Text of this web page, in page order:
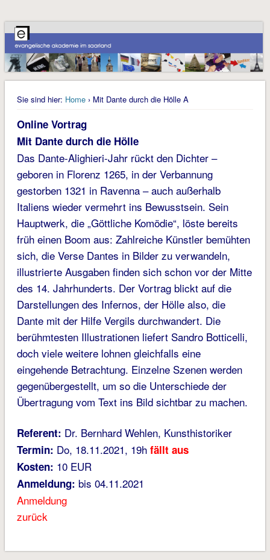
Sie sind hier: Home› Mit Dante durch die Hölle A
Online Vortrag
Mit Dante durch die Hölle
Das Dante-Alighieri-Jahr rückt den Dichter –
geboren in Florenz 1265, in der Verbannung
gestorben 1321 in Ravenna – auch außerhalb
Italiens wieder vermehrt ins Bewusstsein. Sein
Hauptwerk, die „Göttliche Komödie“, löste bereits
früh einen Boom aus: Zahlreiche Künstler bemühten
sich, die Verse Dantes in Bilder zu verwandeln,
illustrierte Ausgaben finden sich schon vor der Mitte
des 14. Jahrhunderts. Der Vortrag blickt auf die
Darstellungen des Infernos, der Hölle also, die
Dante mit der Hilfe Vergils durchwandert. Die
berühmtesten Illustrationen liefert Sandro Botticelli,
doch viele weitere lohnen gleichfalls eine
eingehende Betrachtung. Einzelne Szenen werden
gegenübergestellt, um so die Unterschiede der
Übertragung vom Text ins Bild sichtbar zu machen.
Referent: Dr. Bernhard Wehlen, Kunsthistoriker
Termin: Do, 18.11.2021, 19h fällt aus
Kosten: 10 EUR
Anmeldung: bis 04.11.2021
Anmeldung
zurück